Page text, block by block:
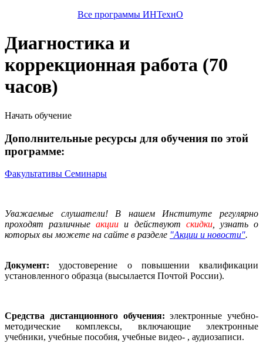
Все программы ИНТехнО
Диагностика и
коррекционная работа (70
часов)
Начать обучение
Дополнительные ресурсы для обучения по этой
программе:
Факультативы Семинары
Уважаемые слушатели! В нашем Институте регулярно
проходят различныеакции и действуют скидки, узнать о
которых вы можете на сайте в разделе "Акции и новости".
Документ: удостоверение о повышении квалификации
установленного образца (высылается Почтой России).
Средства дистанционного обучения: электронные учебно-
методические комплексы, включающие электронные
учебники, учебные пособия, учебные видео- , аудиозаписи.